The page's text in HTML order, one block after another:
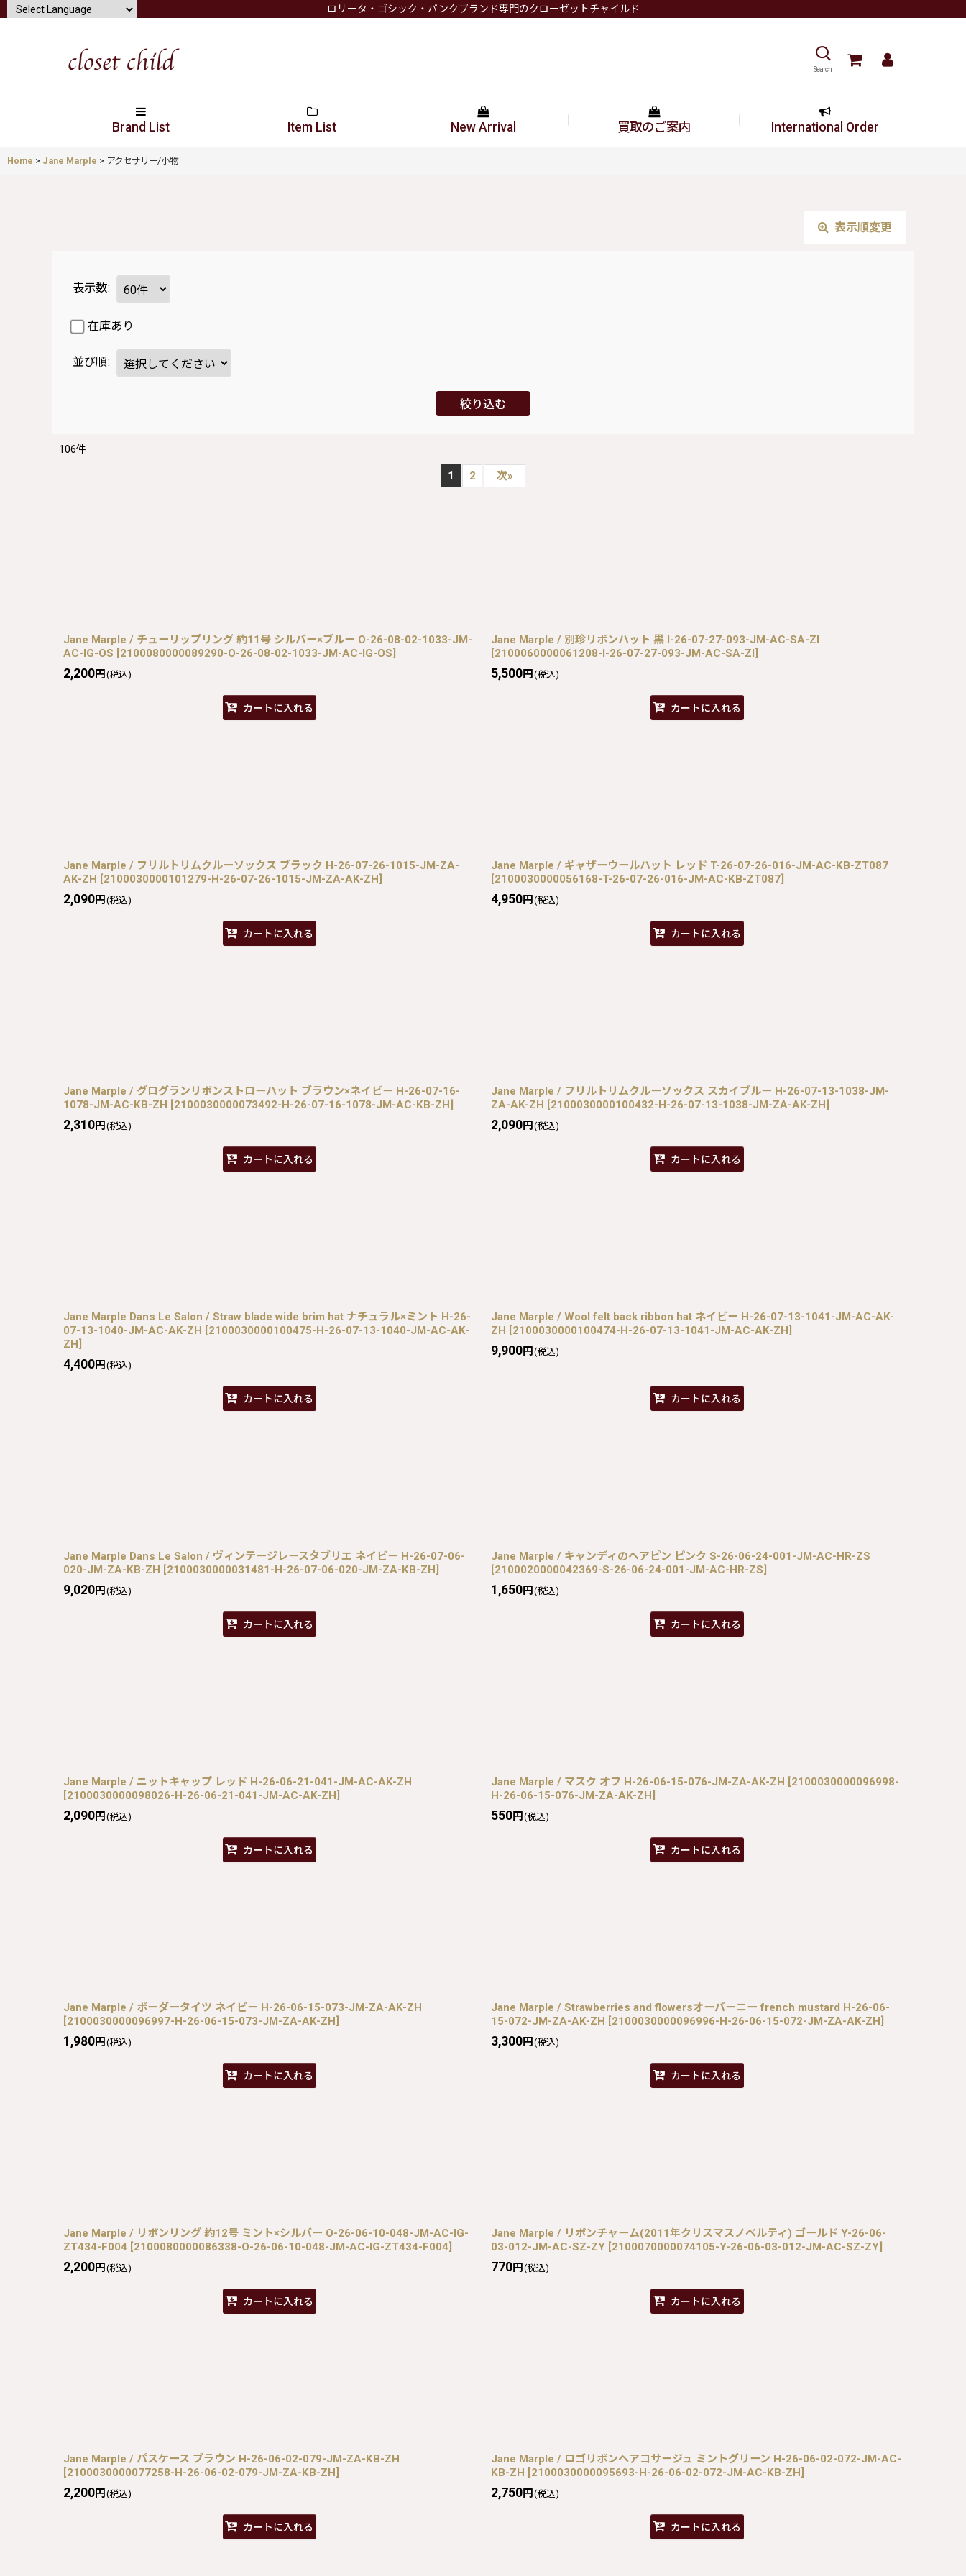
ロリータ・ゴシック・パンクブランド専門のクローゼットチャイルド
Search
Brand List Item List New Arrival 買取のご案内 International Order
Home > Jane Marple > アクセサリー/小物
表示順変更
表示数:
在庫あり
並び順:
絞り込む
106件
1 2 次»
Jane Marple / チューリップリング 約11号 シルバー×ブルー O-26-08-02-1033-JM-
AC-IG-OS [2100080000089290-O-26-08-02-1033-JM-AC-IG-OS]
2,200円 (税込)
カートに入れる
Jane Marple / 別珍リボンハット 黒 I-26-07-27-093-JM-AC-SA-ZI
[2100060000061208-I-26-07-27-093-JM-AC-SA-ZI]
5,500円 (税込)
カートに入れる
Jane Marple / フリルトリムクルーソックス ブラック H-26-07-26-1015-JM-ZA-
AK-ZH [2100030000101279-H-26-07-26-1015-JM-ZA-AK-ZH]
2,090円 (税込)
カートに入れる
Jane Marple / ギャザーウールハット レッド T-26-07-26-016-JM-AC-KB-ZT087
[2100030000056168-T-26-07-26-016-JM-AC-KB-ZT087]
4,950円 (税込)
カートに入れる
Jane Marple / グログランリボンストローハット ブラウン×ネイビー H-26-07-16-
1078-JM-AC-KB-ZH [2100030000073492-H-26-07-16-1078-JM-AC-KB-ZH]
2,310円 (税込)
カートに入れる
Jane Marple / フリルトリムクルーソックス スカイブルー H-26-07-13-1038-JM-
ZA-AK-ZH [2100030000100432-H-26-07-13-1038-JM-ZA-AK-ZH]
2,090円 (税込)
カートに入れる
Jane Marple Dans Le Salon / Straw blade wide brim hat ナチュラル×ミント H-26-
07-13-1040-JM-AC-AK-ZH [2100030000100475-H-26-07-13-1040-JM-AC-AK-
ZH]
4,400円 (税込)
カートに入れる
Jane Marple / Wool felt back ribbon hat ネイビー H-26-07-13-1041-JM-AC-AK-
ZH [2100030000100474-H-26-07-13-1041-JM-AC-AK-ZH]
9,900円 (税込)
カートに入れる
Jane Marple Dans Le Salon / ヴィンテージレースタブリエ ネイビー H-26-07-06-
020-JM-ZA-KB-ZH [2100030000031481-H-26-07-06-020-JM-ZA-KB-ZH]
9,020円 (税込)
カートに入れる
Jane Marple / キャンディのヘアピン ピンク S-26-06-24-001-JM-AC-HR-ZS
[2100020000042369-S-26-06-24-001-JM-AC-HR-ZS]
1,650円 (税込)
カートに入れる
Jane Marple / ニットキャップ レッド H-26-06-21-041-JM-AC-AK-ZH
[2100030000098026-H-26-06-21-041-JM-AC-AK-ZH]
2,090円 (税込)
カートに入れる
Jane Marple / マスク オフ H-26-06-15-076-JM-ZA-AK-ZH [2100030000096998-
H-26-06-15-076-JM-ZA-AK-ZH]
550円 (税込)
カートに入れる
Jane Marple / ボーダータイツ ネイビー H-26-06-15-073-JM-ZA-AK-ZH
[2100030000096997-H-26-06-15-073-JM-ZA-AK-ZH]
1,980円 (税込)
カートに入れる
Jane Marple / Strawberries and flowersオーバーニー french mustard H-26-06-
15-072-JM-ZA-AK-ZH [2100030000096996-H-26-06-15-072-JM-ZA-AK-ZH]
3,300円 (税込)
カートに入れる
Jane Marple / リボンリング 約12号 ミント×シルバー O-26-06-10-048-JM-AC-IG-
ZT434-F004 [2100080000086338-O-26-06-10-048-JM-AC-IG-ZT434-F004]
2,200円 (税込)
カートに入れる
Jane Marple / リボンチャーム(2011年クリスマスノベルティ) ゴールド Y-26-06-
03-012-JM-AC-SZ-ZY [2100070000074105-Y-26-06-03-012-JM-AC-SZ-ZY]
770円 (税込)
カートに入れる
Jane Marple / パスケース ブラウン H-26-06-02-079-JM-ZA-KB-ZH
[2100030000077258-H-26-06-02-079-JM-ZA-KB-ZH]
2,200円 (税込)
カートに入れる
Jane Marple / ロゴリボンヘアコサージュ ミントグリーン H-26-06-02-072-JM-AC-
KB-ZH [2100030000095693-H-26-06-02-072-JM-AC-KB-ZH]
2,750円 (税込)
カートに入れる